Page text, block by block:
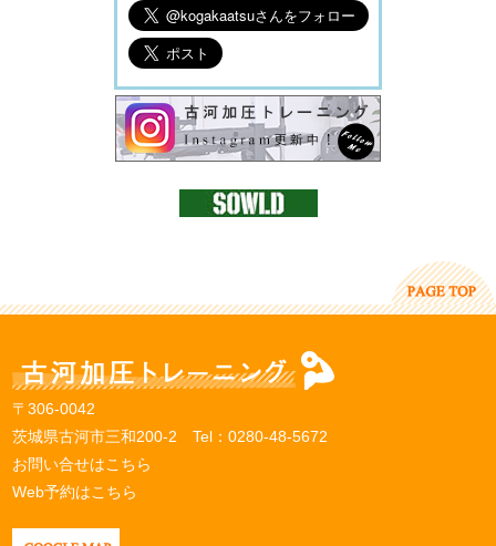
〒306-0042
茨城県古河市三和200-2 Tel：0280-48-5672
お問い合せはこちら
Web予約はこちら